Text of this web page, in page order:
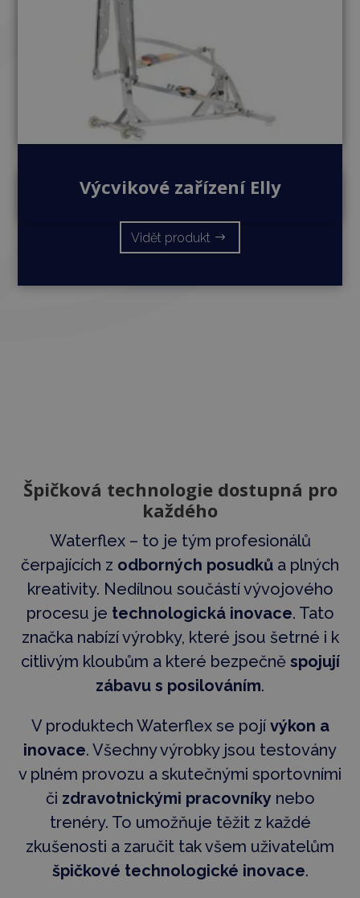
Výcvikové zařízení Elly
Vidět produkt
Špičková technologie dostupná pro
každého
Waterflex – to je tým profesionálů
čerpajících z odborných posudků a plných
kreativity. Nedílnou součástí vývojového
procesu je technologická inovace. Tato
značka nabízí výrobky, které jsou šetrné i k
citlivým kloubům a které bezpečně spojují
zábavu s posilováním.
V produktech Waterflex se pojí výkon a
inovace. Všechny výrobky jsou testovány
v plném provozu a skutečnými sportovními
či zdravotnickými pracovníky nebo
trenéry. To umožňuje těžit z každé
zkušenosti a zaručit tak všem uživatelům
špičkové technologické inovace.